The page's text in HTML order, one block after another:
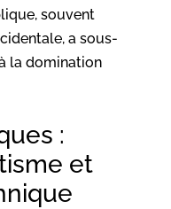
souvent
a sous-
la domination
:
et